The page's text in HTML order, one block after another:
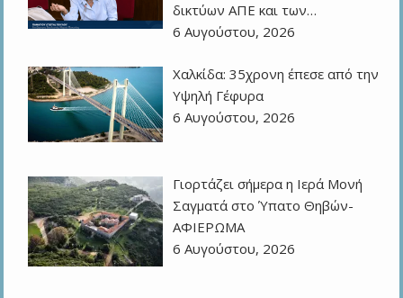
δικτύων ΑΠΕ και των…
6 Αυγούστου, 2026
Χαλκίδα: 35χρονη έπεσε από την
Υψηλή Γέφυρα
6 Αυγούστου, 2026
Γιορτάζει σήμερα η Ιερά Μονή
Σαγματά στο Ύπατο Θηβών-
ΑΦΙΕΡΩΜΑ
6 Αυγούστου, 2026